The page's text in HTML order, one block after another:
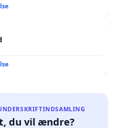
du vil ændre?